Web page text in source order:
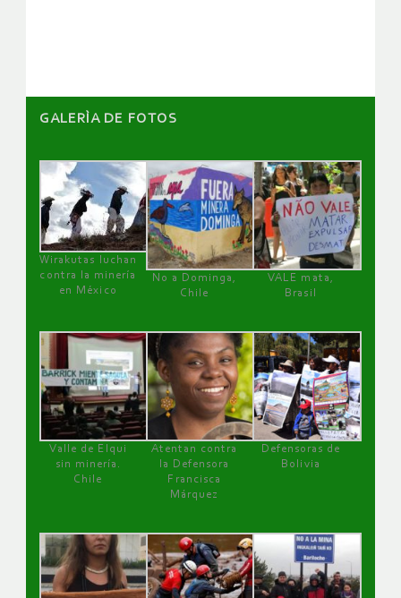
GALERÌA DE FOTOS
Wirakutas luchan
contra la minería
en México
No a Dominga,
Chile
VALE mata,
Brasil
Valle de Elqui
sin minería.
Chile
Atentan contra
la Defensora
Francisca
Márquez
Defensoras de
Bolivia